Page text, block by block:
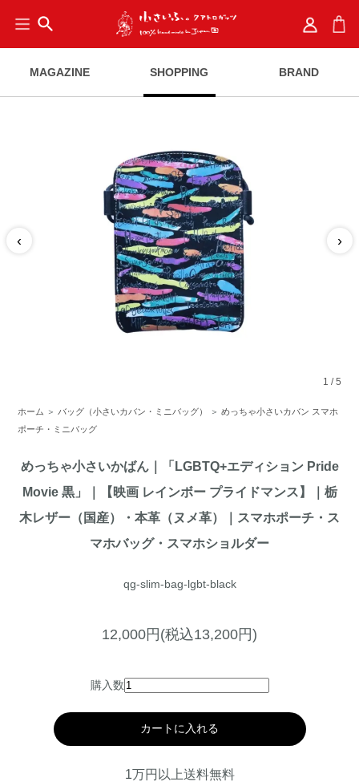
search
MAGAZINE SHOPPING BRAND
‹ ›
1 /5
ホーム ＞ バッグ（小さいカバン・ミニバッグ） ＞めっちゃ小さいカバン スマホ
ポーチ・ミニバッグ
めっちゃ小さいかばん｜「LGBTQ+エディション Pride
Movie 黒」｜【映画 レインボー プライドマンス】｜栃
木レザー（国産）・本革（ヌメ革）｜スマホポーチ・ス
マホバッグ・スマホショルダー
qg-slim-bag-lgbt-black
12,000円(税込13,200円)
購入数
カートに入れる
1万円以上送料無料